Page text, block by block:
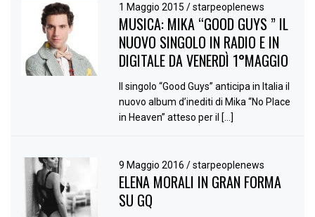
1 Maggio 2015/ starpeoplenews
MUSICA: MIKA “GOOD GUYS ” IL
NUOVO SINGOLO IN RADIO E IN
DIGITALE DA VENERDÌ 1°MAGGIO
Il singolo “Good Guys” anticipa in Italia il
nuovo album d’inediti di Mika “No Place
in Heaven” atteso per il […]
9 Maggio 2016/ starpeoplenews
ELENA MORALI IN GRAN FORMA
SU GQ